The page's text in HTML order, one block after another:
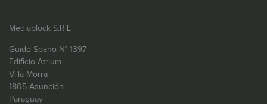
Mediablock S.R.L.
Guido Spano N° 1397
Edificio Atrium
Villa Morra
1805 Asunción
Paraguay